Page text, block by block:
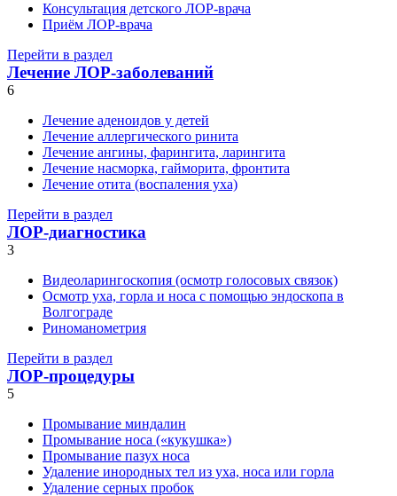
Консультация детского ЛОР-врача
Приём ЛОР-врача
Перейти в раздел
Лечение ЛОР-заболеваний
6
Лечение аденоидов у детей
Лечение аллергического ринита
Лечение ангины, фарингита, ларингита
Лечение насморка, гайморита, фронтита
Лечение отита (воспаления уха)
Перейти в раздел
ЛОР-диагностика
3
Видеоларингоскопия (осмотр голосовых связок)
Осмотр уха, горла и носа с помощью эндоскопа в
Волгограде
Риноманометрия
Перейти в раздел
ЛОР-процедуры
5
Промывание миндалин
Промывание носа («кукушка»)
Промывание пазух носа
Удаление инородных тел из уха, носа или горла
Удаление серных пробок